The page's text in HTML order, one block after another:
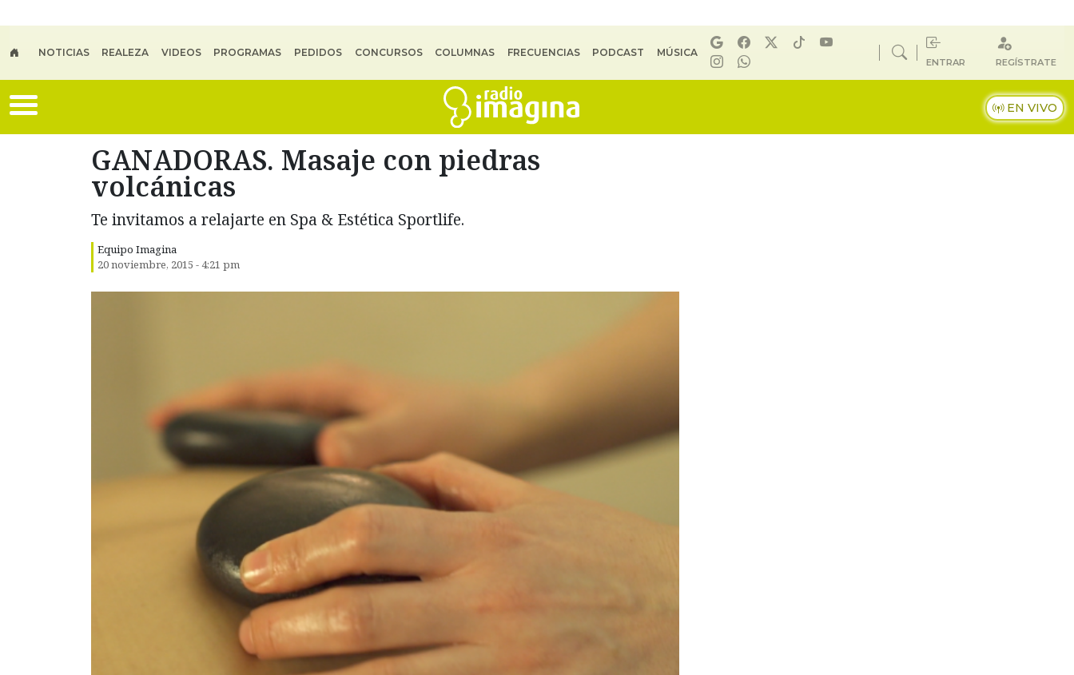
NOTICIAS REALEZA VIDEOS PROGRAMAS PEDIDOS CONCURSOS COLUMNAS FRECUENCIAS PODCAST MÚSICA
ENTRAR REGÍSTRATE
EN VIVO
GANADORAS. Masaje con piedras
volcánicas
Te invitamos a relajarte en Spa & Estética Sportlife.
Equipo Imagina
20 noviembre, 2015 - 4:21 pm